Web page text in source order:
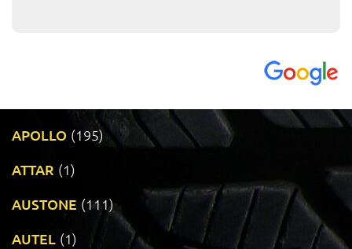
APOLLO (195)
ATTAR (1)
AUSTONE (111)
AUTEL (1)